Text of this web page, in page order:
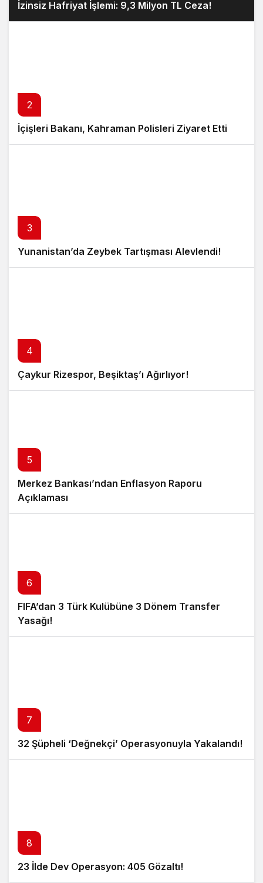
İzinsiz Hafriyat İşlemi: 9,3 Milyon TL Ceza!
2
İçişleri Bakanı, Kahraman Polisleri Ziyaret Etti
3
Yunanistan’da Zeybek Tartışması Alevlendi!
4
Çaykur Rizespor, Beşiktaş’ı Ağırlıyor!
5
Merkez Bankası’ndan Enflasyon Raporu
Açıklaması
6
FIFA’dan 3 Türk Kulübüne 3 Dönem Transfer
Yasağı!
7
32 Şüpheli ‘Değnekçi’ Operasyonuyla Yakalandı!
8
23 İlde Dev Operasyon: 405 Gözaltı!